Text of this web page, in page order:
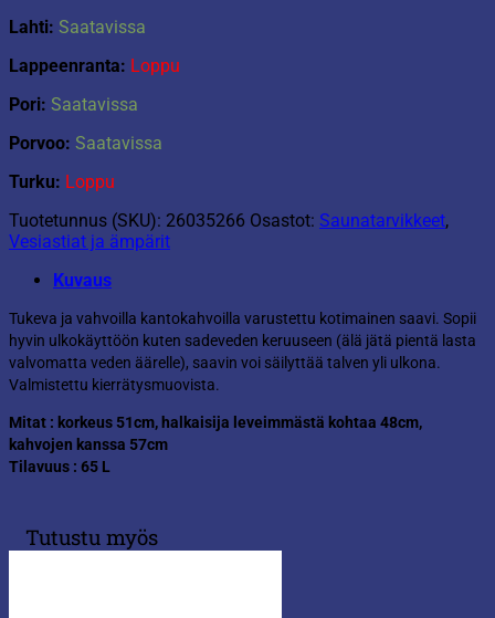
Lahti: Saatavissa
Lappeenranta: Loppu
Pori: Saatavissa
Porvoo: Saatavissa
Turku: Loppu
Tuotetunnus (SKU): 26035266 Osastot: Saunatarvikkeet,
Vesiastiat ja ämpärit
Kuvaus
Tukeva ja vahvoilla kantokahvoilla varustettu kotimainen saavi. Sopii
hyvin ulkokäyttöön kuten sadeveden keruuseen (älä jätä pientä lasta
valvomatta veden äärelle), saavin voi säilyttää talven yli ulkona.
Valmistettu kierrätysmuovista.
Mitat : korkeus 51cm, halkaisija leveimmästä kohtaa 48cm,
kahvojen kanssa 57cm
Tilavuus : 65 L
Tutustu myös